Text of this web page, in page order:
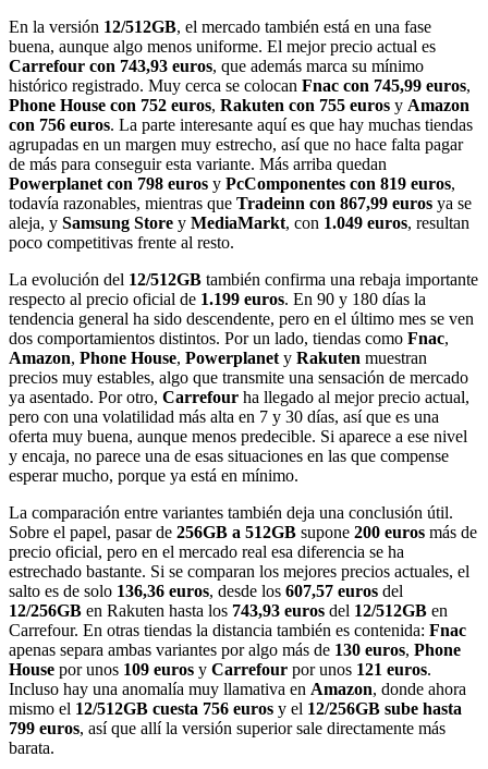
En la versión 12/512GB, el mercado también está en una fase
buena, aunque algo menos uniforme. El mejor precio actual es
Carrefour con 743,93 euros, que además marca su mínimo
histórico registrado. Muy cerca se colocan Fnac con 745,99 euros,
Phone House con 752 euros, Rakuten con 755 euros y Amazon
con 756 euros. La parte interesante aquí es que hay muchas tiendas
agrupadas en un margen muy estrecho, así que no hace falta pagar
de más para conseguir esta variante. Más arriba quedan
Powerplanet con 798 euros y PcComponentes con 819 euros,
todavía razonables, mientras que Tradeinn con 867,99 euros ya se
aleja, y Samsung Store y MediaMarkt, con 1.049 euros, resultan
poco competitivas frente al resto.
La evolución del 12/512GB también confirma una rebaja importante
respecto al precio oficial de 1.199 euros. En 90 y 180 días la
tendencia general ha sido descendente, pero en el último mes se ven
dos comportamientos distintos. Por un lado, tiendas como Fnac,
Amazon, Phone House, Powerplanet y Rakuten muestran
precios muy estables, algo que transmite una sensación de mercado
ya asentado. Por otro, Carrefour ha llegado al mejor precio actual,
pero con una volatilidad más alta en 7 y 30 días, así que es una
oferta muy buena, aunque menos predecible. Si aparece a ese nivel
y encaja, no parece una de esas situaciones en las que compense
esperar mucho, porque ya está en mínimo.
La comparación entre variantes también deja una conclusión útil.
Sobre el papel, pasar de 256GB a 512GB supone 200 euros más de
precio oficial, pero en el mercado real esa diferencia se ha
estrechado bastante. Si se comparan los mejores precios actuales, el
salto es de solo 136,36 euros, desde los 607,57 euros del
12/256GB en Rakuten hasta los 743,93 euros del 12/512GB en
Carrefour. En otras tiendas la distancia también es contenida: Fnac
apenas separa ambas variantes por algo más de 130 euros, Phone
House por unos 109 euros y Carrefour por unos 121 euros.
Incluso hay una anomalía muy llamativa en Amazon, donde ahora
mismo el 12/512GB cuesta 756 euros y el 12/256GB sube hasta
799 euros, así que allí la versión superior sale directamente más
barata.